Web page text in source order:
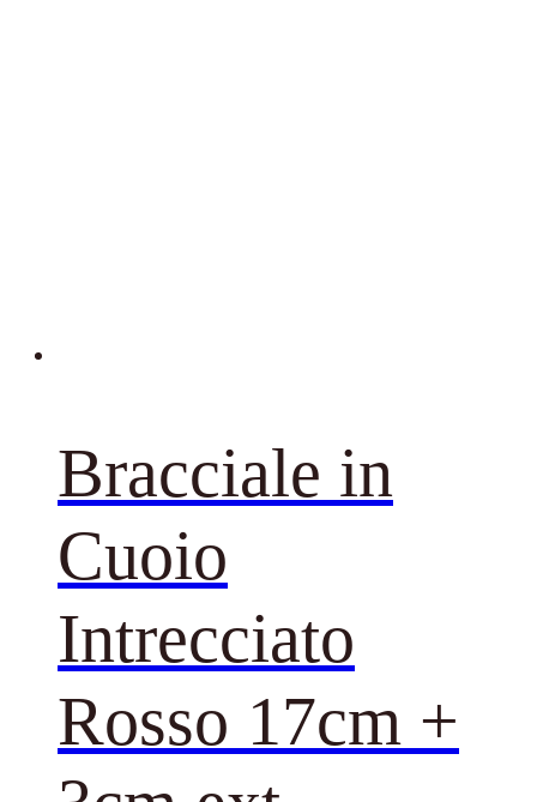
Bracciale in
Cuoio
Intrecciato
Rosso 17cm +